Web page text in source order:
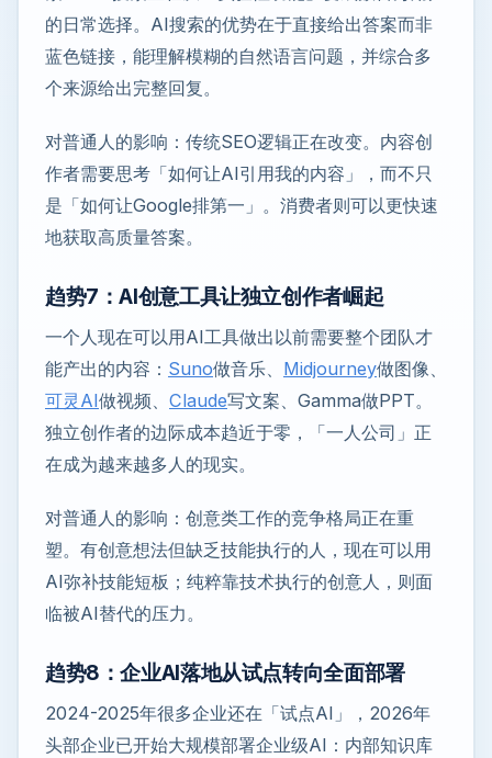
的日常选择。AI搜索的优势在于直接给出答案而非
蓝色链接，能理解模糊的自然语言问题，并综合多
个来源给出完整回复。
对普通人的影响：传统SEO逻辑正在改变。内容创
作者需要思考「如何让AI引用我的内容」，而不只
是「如何让Google排第一」。消费者则可以更快速
地获取高质量答案。
趋势7：AI创意工具让独立创作者崛起
一个人现在可以用AI工具做出以前需要整个团队才
能产出的内容： Suno做音乐、 Midjourney做图像、
可灵AI做视频、 Claude写文案、Gamma做PPT。
独立创作者的边际成本趋近于零，「一人公司」正
在成为越来越多人的现实。
对普通人的影响：创意类工作的竞争格局正在重
塑。有创意想法但缺乏技能执行的人，现在可以用
AI弥补技能短板；纯粹靠技术执行的创意人，则面
临被AI替代的压力。
趋势8：企业AI落地从试点转向全面部署
2024-2025年很多企业还在「试点AI」，2026年
头部企业已开始大规模部署企业级AI：内部知识库